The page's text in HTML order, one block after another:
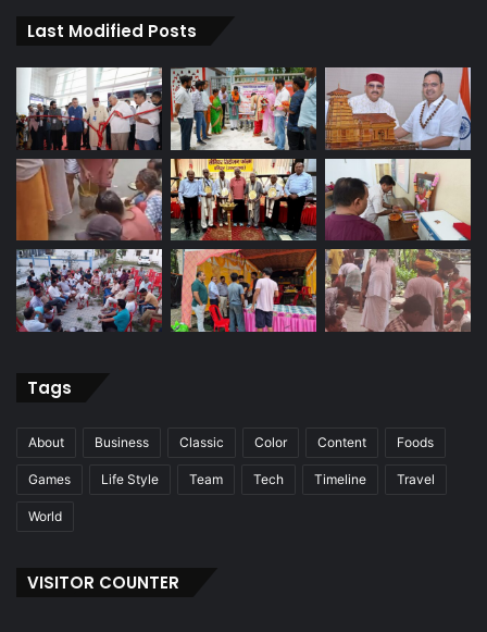
Last Modified Posts
Tags
About Business Classic Color Content Foods
Games Life Style Team Tech Timeline Travel
World
VISITOR COUNTER